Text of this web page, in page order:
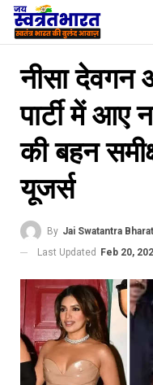
नीसा देवगन
पार्टी में
की बहन
यूजर्स
By Jai Swatantra Bharat
Last Updated Feb 20,